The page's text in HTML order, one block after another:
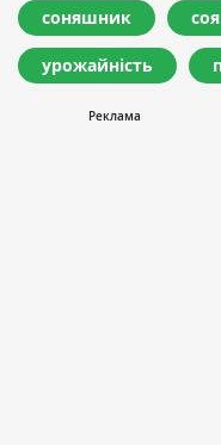
соняшник соя
урожайність